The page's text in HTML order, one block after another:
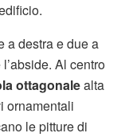
a destra e due a
Al centro
ottagonalealta
ornamentali
le pitture di